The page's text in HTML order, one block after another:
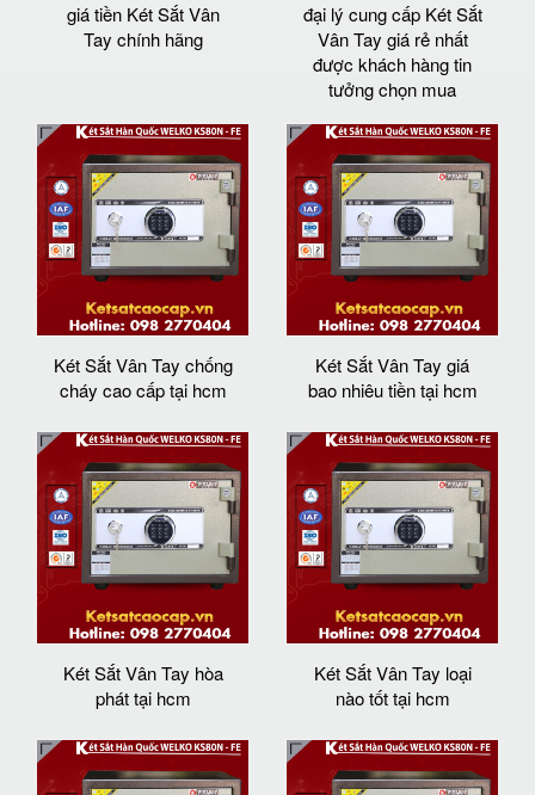
giá tiền Két Sắt Vân
Tay chính hãng
đại lý cung cấp Két Sắt
Vân Tay giá rẻ nhất
được khách hàng tin
tưởng chọn mua
Két Sắt Vân Tay chống
cháy cao cấp tại hcm
Két Sắt Vân Tay giá
bao nhiêu tiền tại hcm
Két Sắt Vân Tay hòa
phát tại hcm
Két Sắt Vân Tay loại
nào tốt tại hcm